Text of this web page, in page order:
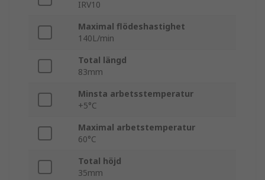
IRV10
Maximal flödeshastighet
140L/min
Total längd
83mm
Minsta arbetsstemperatur
+5°C
Maximal arbetstemperatur
60°C
Total höjd
35mm